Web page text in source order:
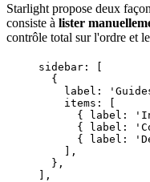
Starlight propose deux
consiste à lister
contrôle total sur l'ordre et
sidebar: [
{
label:
'
items: [
{ label:
'
{ label:
'
{ label:
'
],
},
],